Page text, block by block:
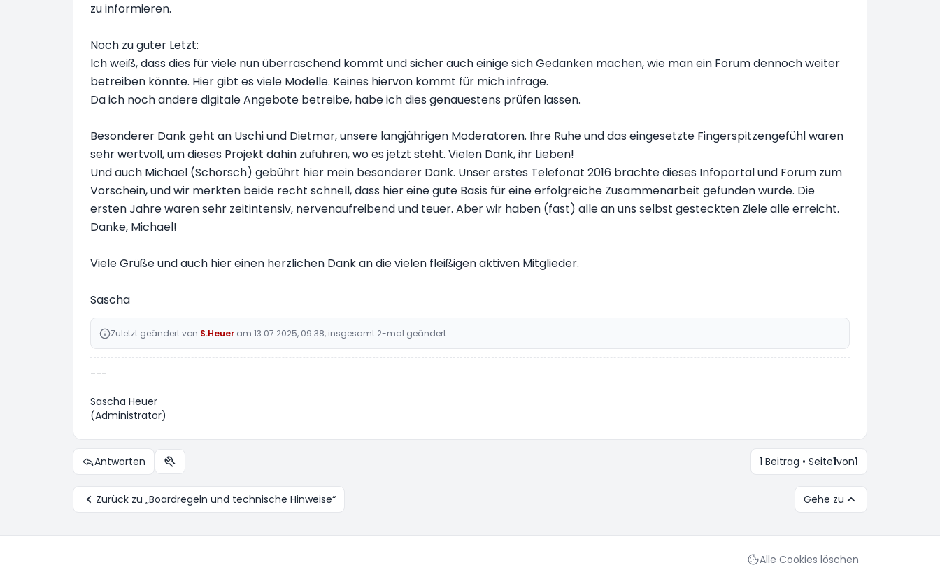
zu informieren.
Noch zu guter Letzt:
Ich weiß, dass dies für viele nun überraschend kommt und sicher auch einige sich Gedanken machen, wie man ein Forum dennoch weiter
betreiben könnte. Hier gibt es viele Modelle. Keines hiervon kommt für mich infrage.
Da ich noch andere digitale Angebote betreibe, habe ich dies genauestens prüfen lassen.
Besonderer Dank geht an Uschi und Dietmar, unsere langjährigen Moderatoren. Ihre Ruhe und das eingesetzte Fingerspitzengefühl waren
sehr wertvoll, um dieses Projekt dahin zuführen, wo es jetzt steht. Vielen Dank, ihr Lieben!
Und auch Michael (Schorsch) gebührt hier mein besonderer Dank. Unser erstes Telefonat 2016 brachte dieses Infoportal und Forum zum
Vorschein, und wir merkten beide recht schnell, dass hier eine gute Basis für eine erfolgreiche Zusammenarbeit gefunden wurde. Die
ersten Jahre waren sehr zeitintensiv, nervenaufreibend und teuer. Aber wir haben (fast) alle an uns selbst gesteckten Ziele alle erreicht.
Danke, Michael!
Viele Grüße und auch hier einen herzlichen Dank an die vielen fleißigen aktiven Mitglieder.
Sascha
Zuletzt geändert von S.Heuer am 13.07.2025, 09:38, insgesamt 2-mal geändert.
---
Sascha Heuer
(Administrator)
Antworten Themen-Optionen 1 Beitrag • Seite1von1
Zurück zu „Boardregeln und technische Hinweise“ Gehe zu
Alle Cookies löschen